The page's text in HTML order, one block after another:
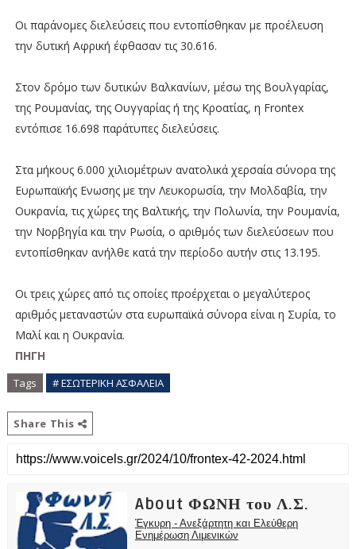
Οι παράνομες διελεύσεις που εντοπίσθηκαν με προέλευση
την δυτική Αφρική έφθασαν τις 30.616.
Στον δρόμο των δυτικών Βαλκανίων, μέσω της Βουλγαρίας,
της Ρουμανίας, της Ουγγαρίας ή της Κροατίας, η Frontex
εντόπισε 16.698 παράτυπες διελεύσεις.
Στα μήκους 6.000 χιλιομέτρων ανατολικά χερσαία σύνορα της
Ευρωπαϊκής Ενωσης με την Λευκορωσία, την Μολδαβία, την
Ουκρανία, τις χώρες της Βαλτικής, την Πολωνία, την Ρουμανία,
την Νορβηγία και την Ρωσία, ο αριθμός των διελεύσεων που
εντοπίσθηκαν ανήλθε κατά την περίοδο αυτήν στις 13.195.
Οι τρεις χώρες από τις οποίες προέρχεται ο μεγαλύτερος
αριθμός μεταναστών στα ευρωπαϊκά σύνορα είναι η Συρία, το
Μαλί και η Ουκρανία.
ΠΗΓΗ
Tags # ΕΣΩΤΕΡΙΚΗ ΑΣΦΑΛΕΙΑ
Share This
About ΦΩΝΗ του Λ.Σ.
Έγκυρη - Ανεξάρτητη και Ελεύθερη
Ενημέρωση Λιμενικών